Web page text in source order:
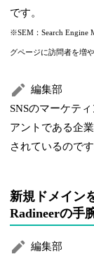
です。
※SEM：Search Engine
グページに訪問者を増
編集部
SNSのマーケテ
アントである企
されているのです
新規ドメイン
Radineerの手
編集部